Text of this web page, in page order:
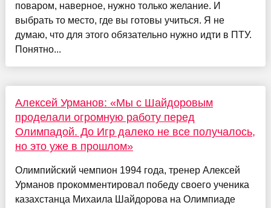
поваром, наверное, нужно только желание. И
выбрать то место, где вы готовы учиться. Я не
думаю, что для этого обязательно нужно идти в ПТУ.
Понятно...
Алексей Урманов: «Мы с Шайдоровым
проделали огромную работу перед
Олимпадой. До Игр далеко не все получалось,
но это уже в прошлом»
Олимпийский чемпион 1994 года, тренер Алексей
Урманов прокомментировал победу своего ученика
казахстанца Михаила Шайдорова на Олимпиаде